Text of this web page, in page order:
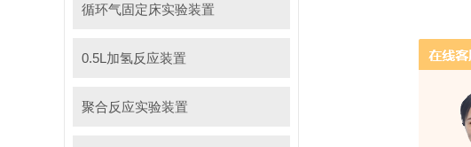
循环气固定床实验装置
0.5L加氢反应装置
聚合反应实验装置